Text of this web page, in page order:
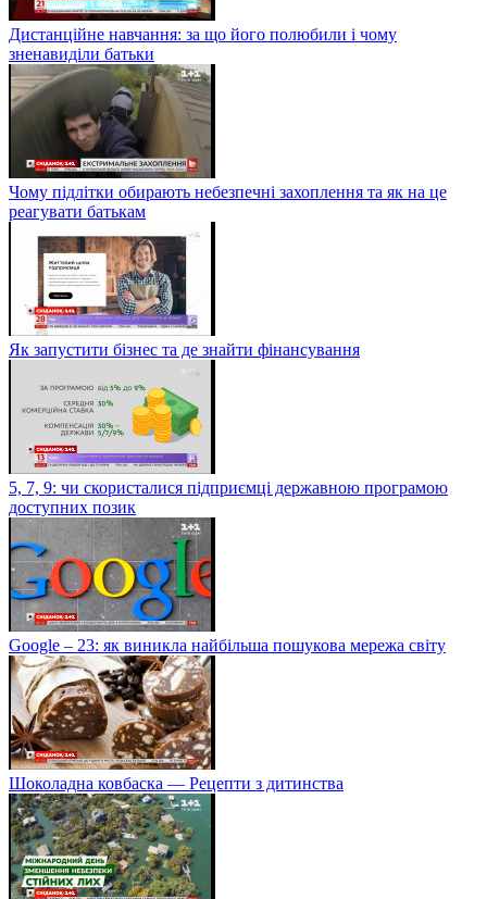
Дистанційне навчання: за що його полюбили і чому
зненавиділи батьки
Чому підлітки обирають небезпечні захоплення та як на це
реагувати батькам
Як запустити бізнес та де знайти фінансування
5, 7, 9: чи скористалися підприємці державною програмою
доступних позик
Google – 23: як виникла найбільша пошукова мережа світу
Шоколадна ковбаска — Рецепти з дитинства